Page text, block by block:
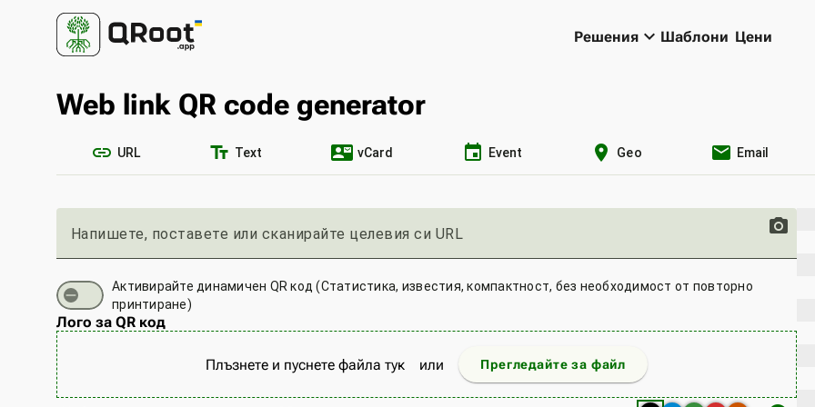
Решения keyboard_arrow_down Шаблони Цени
Web link QR code generator
link URL text_fields Text contact_mail vCard event Event location_on Geo email Email
Напишете, поставете или сканирайте целевия си URL photo_camera
Активирайте динамичен QR код (Статистика, известия, компактност, без необходимост от повторно
принтиране)
Лого за QR код
Плъзнете и пуснете файла тук или Прегледайте за файл